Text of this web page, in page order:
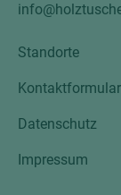
Standorte
Kontaktformular
Datenschutz
Impressum